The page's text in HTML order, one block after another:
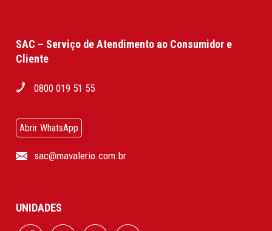
SAC – Serviço de Atendimento ao Consumidor e
Cliente
0800 019 51 55
Abrir WhatsApp
sac@mavalerio.com.br
UNIDADES